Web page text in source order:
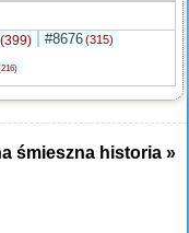
(399) #8676(315)
śmieszna historia »